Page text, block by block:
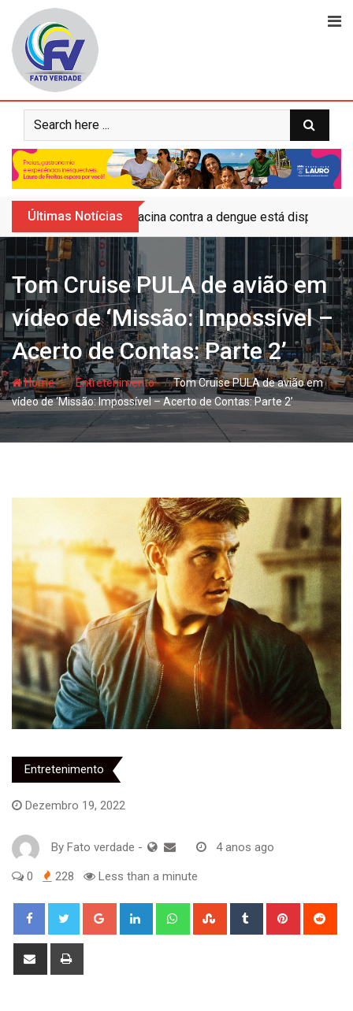
content
Últimas Notícias Vacina contra a dengue está
Tom Cruise PULA de avião em
vídeo de ‘Missão: Impossível –
Acerto de Contas: Parte 2’
Home- hjEntretenimento- hjTom Cruise PULA de avião em
vídeo de ‘Missão: Impossível – Acerto de Contas: Parte 2’
Entretenimento
Dezembro 19, 2022
By Fato verdade - 4 anos ago
0 228 Less than a minute
Google+ LinkedIn WhatsappStumbleUpon
Tumblr Pinterest
Share